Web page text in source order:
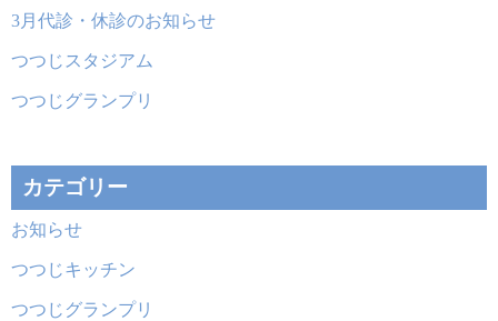
3月代診・休診のお知らせ
つつじスタジアム
つつじグランプリ
カテゴリー
お知らせ
つつじキッチン
つつじグランプリ